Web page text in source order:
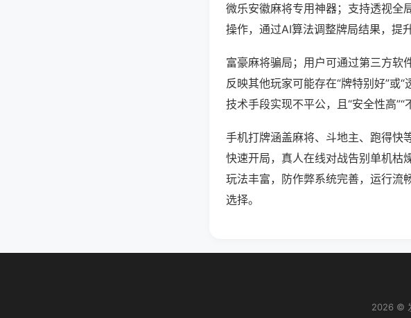
微乐安徽麻将专用神器；支持透视全
操作，通过AI算法调整牌局结果，提升
富豪麻将骗局；用户可通过第三方软
反映其他玩家可能存在“牌特别好”或
技术手段实现不平公，且“安全性高”“
手机打牌涵盖麻将、斗地主、跑得快
快速开局，真人在线对战告别单机枯
玩法丰富，防作弊系统完善，运行流
选择。
2026 ©